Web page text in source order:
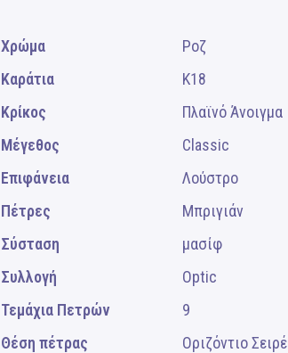
Χρώμα
Ροζ
Καράτια
Κ18
Κρίκος
Πλαϊνό Άνοιγμα
Μέγεθος
Classic
Επιφάνεια
Λούστρο
Πέτρες
Μπριγιάν
Σύσταση
μασίφ
Συλλογή
Optic
Τεμάχια Πετρών
9
Θέση πέτρας
Οριζόντιο Σειρέ